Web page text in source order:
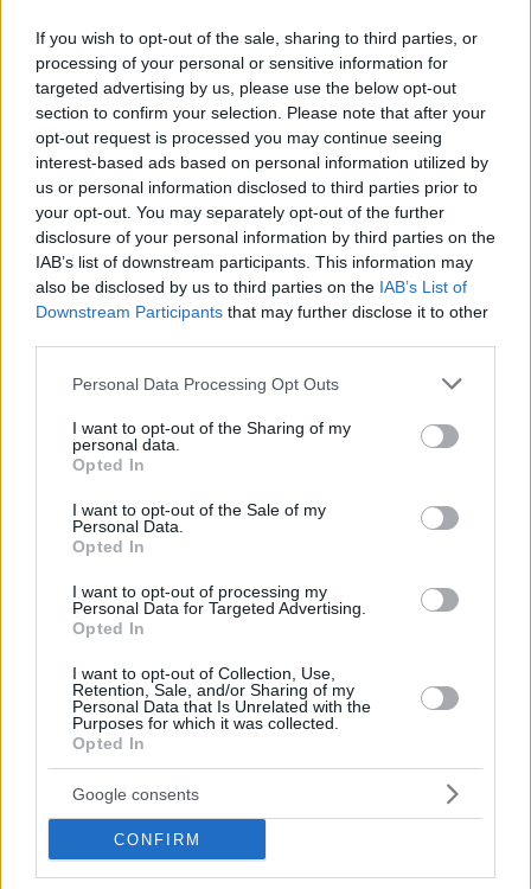
If you wish to opt-out of the sale, sharing to third parties, or
processing of your personal or sensitive information for
targeted advertising by us, please use the below opt-out
section to confirm your selection. Please note that after your
opt-out request is processed you may continue seeing
interest-based ads based on personal information utilized by
us or personal information disclosed to third parties prior to
your opt-out. You may separately opt-out of the further
disclosure of your personal information by third parties on the
IAB’s list of downstream participants. This information may
also be disclosed by us to third parties on the IAB’s List of
Downstream Participants that may further disclose it to other
Please note that this website/app uses one or more Google
not limited to your visit or usage behaviour. You may click to
grant or deny consent to Google and its third-party tags to
use your data for below specified purposes in below Google
consent section.
Personal Data Processing Opt Outs
I want to opt-out of the Sharing of my
personal data.
Opted In
I want to opt-out of the Sale of my
Personal Data.
Opted In
I want to opt-out of processing my
Personal Data for Targeted Advertising.
Opted In
I want to opt-out of Collection, Use,
Retention, Sale, and/or Sharing of my
Personal Data that Is Unrelated with the
Purposes for which it was collected.
Opted In
Google consents
CONFIRM
Του Παναγιώτη Βλάχου /info@eurohoops.net
Αρμάνιμε την Ρέτζιο Εμίλια κατέλαβαν την 3η και την 6η
θέση αντίστοιχα της κανονικής διάρκειας του ιταλικού
πρωταθλήματος, με την ομάδα από τοΜιλάνο να κάνει το
1-0 στα προημιτελικά.
άλλες δύο νίκες για την πρόκριση, απέναντι στην ομάδα
Δημήτρη Πρίφτη, ο οποίοςαναδείχθηκε ο κορυφαίος
προπονητής της σεζόν
Για τους νικητές ο Σιλντς είχε 19 πόντους, με τον Ντιόπ να
προσθέτει 14 και τον
φιλοξενούμενους 21 πόντους είχε ο Τζέιλεν Μπάρφορντ.
Τα δεκάλεπτα: 31-16, 57-40, 75-64, 96-84
Τα ζευγάρια των playoffs
Αρμάνι – Ρέτζιο Εμίλια 1-0
Μπρέσια – Τριέστε
Βενέτσια – Ντερτόνα
Δείτε ΕΔΩ τα τελευταία νέα